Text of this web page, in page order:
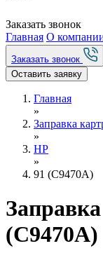
Заказать звонок
Главная О
Заказать звонок
Оставить заявку
Главная
»
Заправка
»
HP
»
91 (C9470A)
(C9470A)